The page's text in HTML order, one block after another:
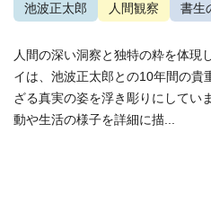
池波正太郎 人間観察 書生
人間の深い洞察と独特の粋を体現
イは、池波正太郎との10年間の貴
ざる真実の姿を浮き彫りにしてい
動や生活の様子を詳細に描...